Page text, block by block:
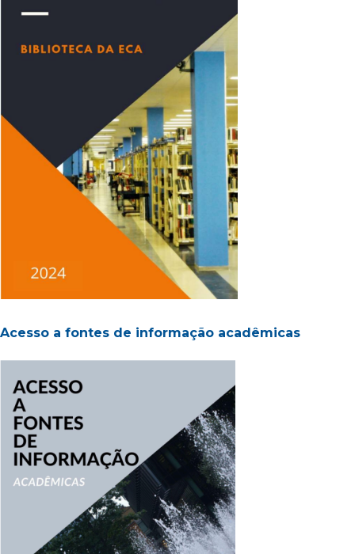
Acesso a fontes de informação acadêmicas